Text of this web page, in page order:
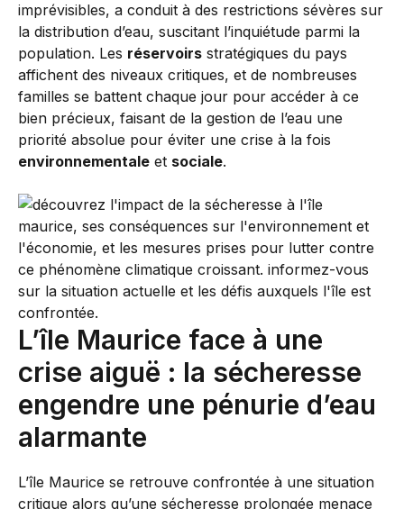
imprévisibles, a conduit à des restrictions sévères sur
la distribution d’eau, suscitant l’inquiétude parmi la
population. Les réservoirs stratégiques du pays
affichent des niveaux critiques, et de nombreuses
familles se battent chaque jour pour accéder à ce
bien précieux, faisant de la gestion de l’eau une
priorité absolue pour éviter une crise à la fois
environnementale et sociale.
L’île Maurice face à une
crise aiguë : la sécheresse
engendre une pénurie d’eau
alarmante
L’île Maurice se retrouve confrontée à une situation
critique alors qu’une sécheresse prolongée menace